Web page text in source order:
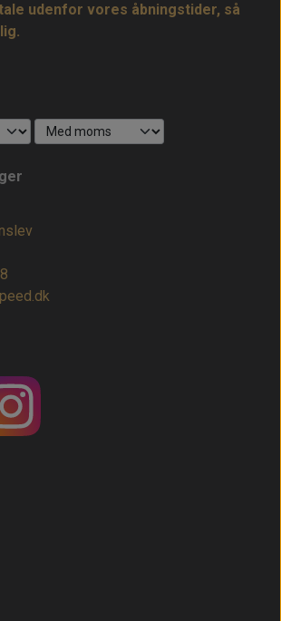
udenfor vores åbningstider, så